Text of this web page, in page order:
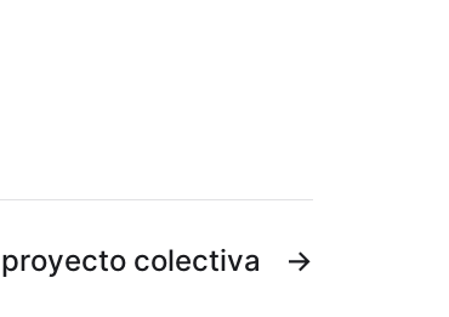
→
colectiva